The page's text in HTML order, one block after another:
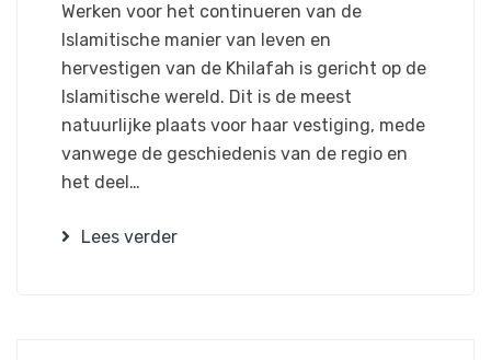
Werken voor het continueren van de
Islamitische manier van leven en
hervestigen van de Khilafah is gericht op de
Islamitische wereld. Dit is de meest
natuurlijke plaats voor haar vestiging, mede
vanwege de geschiedenis van de regio en
het deel…
Lees verder